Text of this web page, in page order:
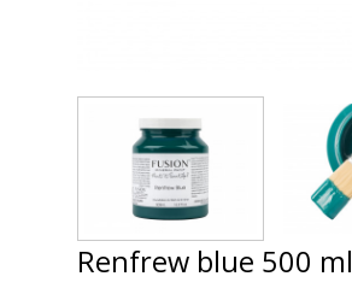
Renfrew blue 500 ml